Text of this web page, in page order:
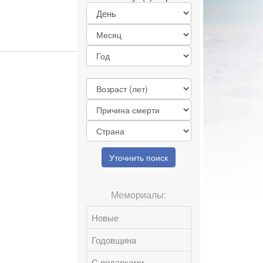
Уточнить поиск
Мемориалы:
Новые
Годовщина